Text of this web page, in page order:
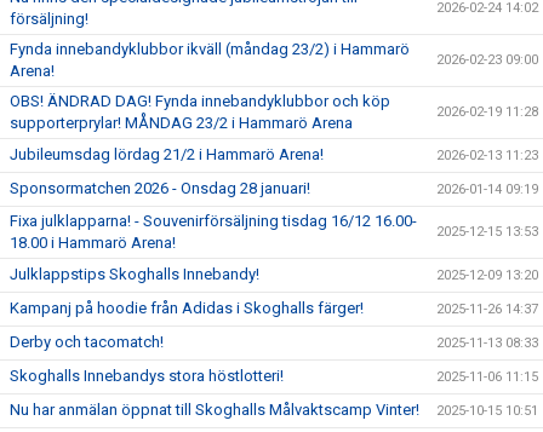
försäljning!
2026-02-24 14:02
Fynda innebandyklubbor ikväll (måndag 23/2) i Hammarö
Arena!
2026-02-23 09:00
OBS! ÄNDRAD DAG! Fynda innebandyklubbor och köp
supporterprylar! MÅNDAG 23/2 i Hammarö Arena
2026-02-19 11:28
Jubileumsdag lördag 21/2 i Hammarö Arena! 2026-02-13 11:23
Sponsormatchen 2026 - Onsdag 28 januari! 2026-01-14 09:19
Fixa julklapparna! - Souvenirförsäljning tisdag 16/12 16.00-
18.00 i Hammarö Arena!
2025-12-15 13:53
Julklappstips Skoghalls Innebandy! 2025-12-09 13:20
Kampanj på hoodie från Adidas i Skoghalls färger! 2025-11-26 14:37
Derby och tacomatch! 2025-11-13 08:33
Skoghalls Innebandys stora höstlotteri! 2025-11-06 11:15
Nu har anmälan öppnat till Skoghalls Målvaktscamp Vinter! 2025-10-15 10:51